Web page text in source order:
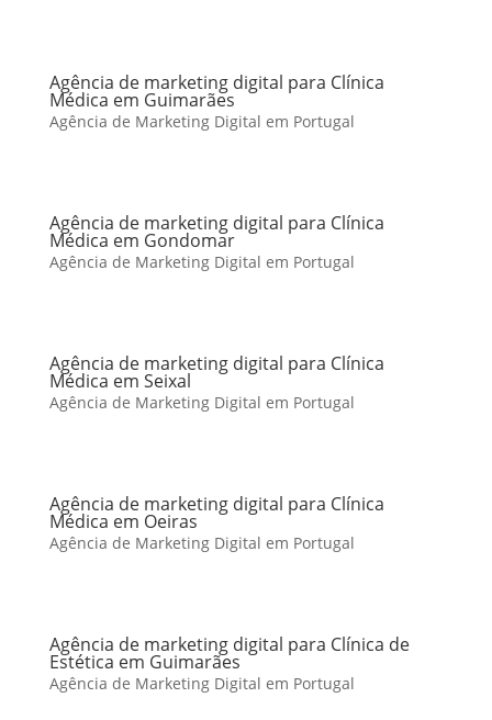
Agência de marketing digital para Clínica
Médica em Guimarães
Agência de Marketing Digital em Portugal
Agência de marketing digital para Clínica
Médica em Gondomar
Agência de Marketing Digital em Portugal
Agência de marketing digital para Clínica
Médica em Seixal
Agência de Marketing Digital em Portugal
Agência de marketing digital para Clínica
Médica em Oeiras
Agência de Marketing Digital em Portugal
Agência de marketing digital para Clínica de
Estética em Guimarães
Agência de Marketing Digital em Portugal